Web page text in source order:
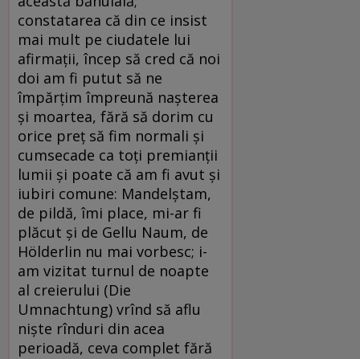
constatarea că din ce insist
mai mult pe ciudatele lui
afirmații, încep să cred că noi
doi am fi putut să ne
împărțim împreună nașterea
și moartea, fără să dorim cu
orice preț să fim normali și
cumsecade ca toți premianții
lumii și poate că am fi avut și
iubiri comune: Mandelștam,
de pildă, îmi place, mi-ar fi
plăcut și de Gellu Naum, de
Hölderlin nu mai vorbesc; i-
am vizitat turnul de noapte
al creierului (Die
Umnachtung) vrînd să aflu
niște rînduri din acea
perioadă, ceva complet fără